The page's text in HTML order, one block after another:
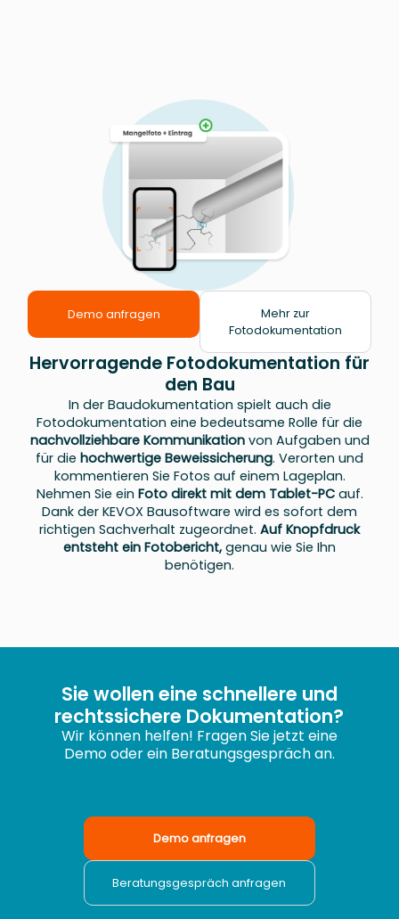
Hervorragende Fotodokumentation für
den Bau
In der Baudokumentation spielt auch die
Fotodokumentation eine bedeutsame Rolle für die
nachvollziehbare Kommunikationvon Aufgaben und
für die hochwertige Beweissicherung. Verorten und
kommentieren Sie Fotos auf einem Lageplan.
Nehmen Sie ein Foto direkt mit dem Tablet-PCauf.
Dank der KEVOX Bausoftware wird es sofort dem
richtigen Sachverhalt zugeordnet. Auf Knopfdruck
entsteht ein Fotobericht, genau wie Sie Ihn
benötigen.
Demo anfragen
Mehr zur
Fotodokumentation
Sie wollen eine schnellere und
rechtssichere Dokumentation?
Wir können helfen! Fragen Sie jetzt eine
Demo oder ein Beratungsgespräch an.
Demo anfragen
Beratungsgespräch anfragen